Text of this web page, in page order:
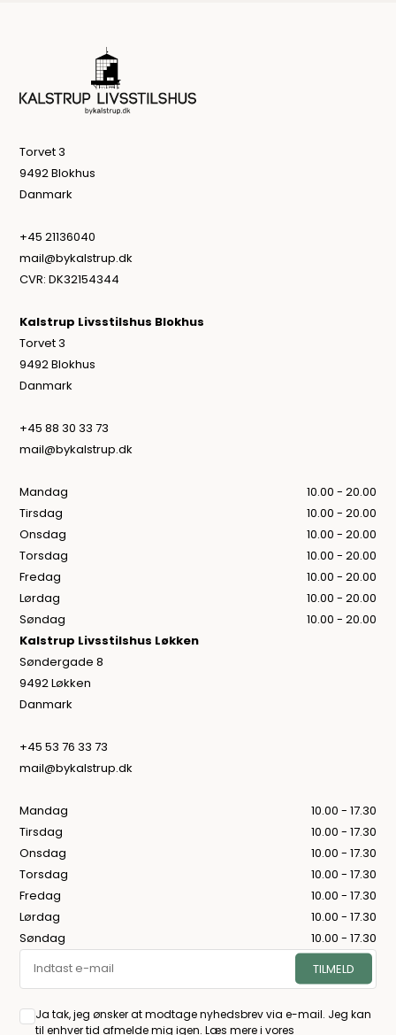
Torvet 3
9492 Blokhus
Danmark
+45 21136040
mail@bykalstrup.dk
CVR: DK32154344
Kalstrup Livsstilshus Blokhus
Torvet 3
9492 Blokhus
Danmark
+45 88 30 33 73
mail@bykalstrup.dk
Mandag
10.00 - 20.00
Tirsdag
10.00 - 20.00
Onsdag
10.00 - 20.00
Torsdag
10.00 - 20.00
Fredag
10.00 - 20.00
Lørdag
10.00 - 20.00
Søndag
10.00 - 20.00
Kalstrup Livsstilshus Løkken
Søndergade 8
9492 Løkken
Danmark
+45 53 76 33 73
mail@bykalstrup.dk
Mandag
10.00 - 17.30
Tirsdag
10.00 - 17.30
Onsdag
10.00 - 17.30
Torsdag
10.00 - 17.30
Fredag
10.00 - 17.30
Lørdag
10.00 - 17.30
Søndag
10.00 - 17.30
Ja tak, jeg ønsker at modtage nyhedsbrev via e-mail. Jeg kan
til enhver tid afmelde mig igen.Læs mere i vores